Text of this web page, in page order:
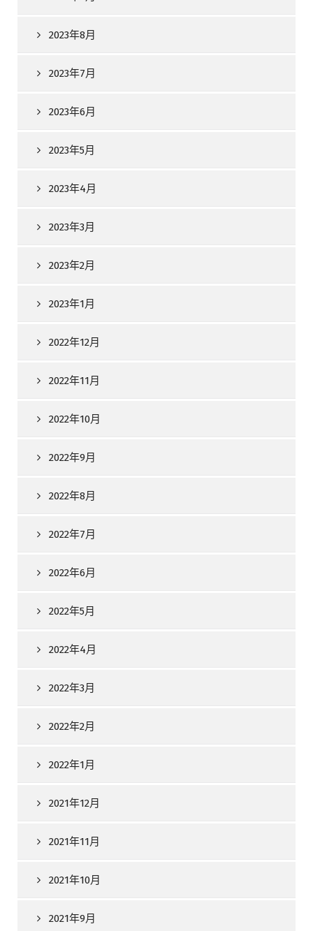
2023年8月
2023年7月
2023年6月
2023年5月
2023年4月
2023年3月
2023年2月
2023年1月
2022年12月
2022年11月
2022年10月
2022年9月
2022年8月
2022年7月
2022年6月
2022年5月
2022年4月
2022年3月
2022年2月
2022年1月
2021年12月
2021年11月
2021年10月
2021年9月